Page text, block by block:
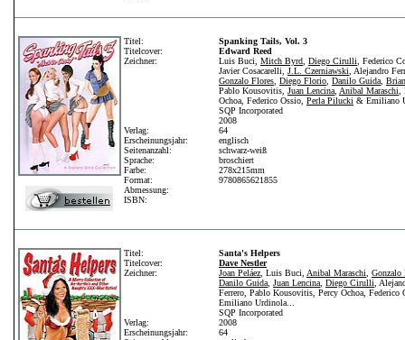
Titel:
Titelcover:
Zeichner:
Verlag:
Erscheinungsjahr:
Seitenanzahl:
Sprache:
Farbe:
Format:
Abmessung:
ISBN:
Spanking Tails, Vol. 3
Edward Reed
Luis Buci, Mitch Byrd Diego Cirulli , Federico
Javier Cosacarelli, J.L. Czerniawski , Alejandro
Gonzalo Flores Diego Florio Danilo Guida
Pablo Kousovitis, Juan Lencina Anibal Maraschi
Ochoa, Federico Ossio, Perla Pilucki & Emiliano
SQP Incorporated
2008
64
englisch
schwarz-weiß
broschiert
278x215mm
9780865621855
Titel:
Titelcover:
Zeichner:
Verlag:
Erscheinungsjahr:
Santa's Helpers
Dave Nestler
Joan Peláez , Luis Buci, Anibal Maraschi
Gonzalo
Danilo Guida Juan Lencina Diego Cirulli ,
Ferrero, Pablo Kousovitis, Percy Ochoa, Federico
Emiliano Urdinola...
SQP Incorporated
2008
64